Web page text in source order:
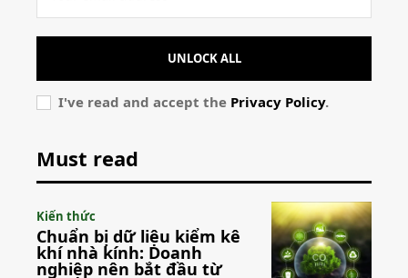
UNLOCK ALL
I've read and accept the Privacy Policy.
Must read
Kiến thức
Chuẩn bị dữ liệu kiểm kê
khí nhà kính: Doanh
nghiệp nên bắt đầu từ